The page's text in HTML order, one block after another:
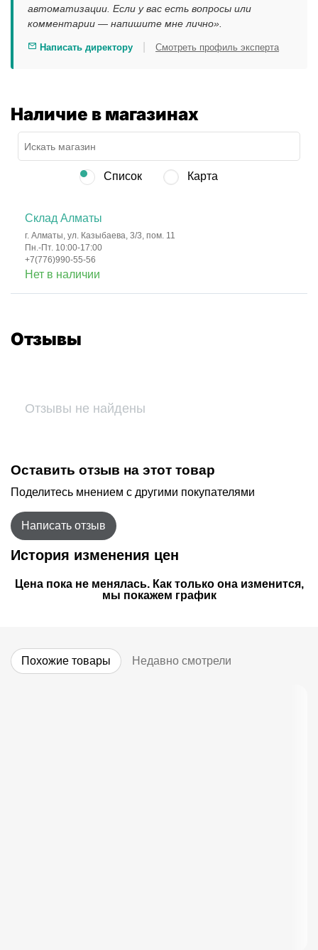
автоматизации. Если у вас есть вопросы или
комментарии — напишите мне лично».
Написать директору Смотреть профиль эксперта
Наличие в магазинах
Список Карта
Склад Алматы
г. Алматы, ул. Казыбаева, 3/3, пом. 11
Пн.-Пт. 10:00-17:00
+7(776)990-55-56
Нет в наличии
Отзывы
Отзывы не найдены
Оставить отзыв на этот товар
Поделитесь мнением с другими покупателями
Написать отзыв
История изменения цен
Цена пока не менялась. Как только она изменится,
мы покажем график
Похожие товары Недавно смотрели